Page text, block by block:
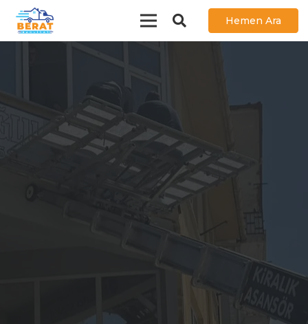
Hemen Ara